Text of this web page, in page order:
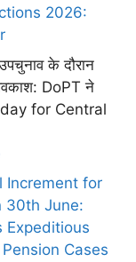
2026:
के दौरान
DoPT ने
for Central
Increment for
30th June:
Expeditious
Cases